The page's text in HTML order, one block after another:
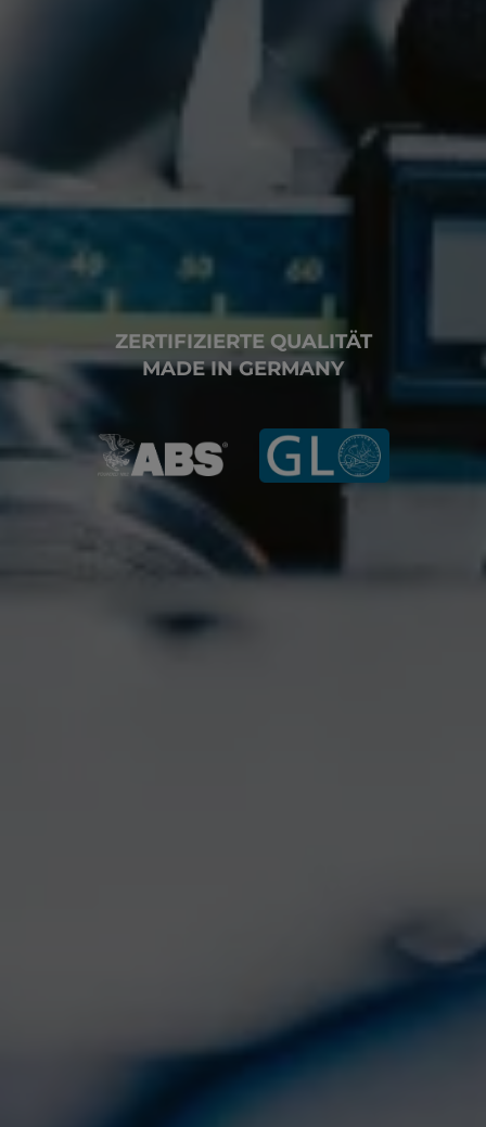
ZERTIFIZIERTE QUALITÄT
MADE IN GERMANY